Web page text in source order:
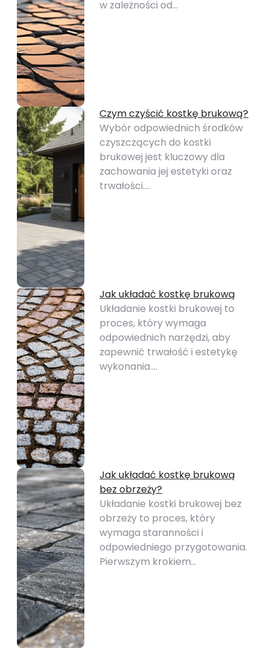
w zależności od…
Czym czyścić kostkę brukową?
Wybór odpowiednich środków
czyszczących do kostki
brukowej jest kluczowy dla
zachowania jej estetyki oraz
trwałości.…
Jak układać kostkę brukową
Układanie kostki brukowej to
proces, który wymaga
odpowiednich narzędzi, aby
zapewnić trwałość i estetykę
wykonania.…
Jak układać kostkę brukową
bez obrzeży?
Układanie kostki brukowej bez
obrzeży to proces, który
wymaga staranności i
odpowiedniego przygotowania.
Pierwszym krokiem…